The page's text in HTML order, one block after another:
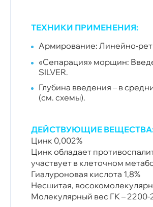
ТЕХНИКИ ПРИМЕНЕНИЯ:
Армирование: Линейно-
«Сепарация» морщин:
SILVER.
Глубина введения – в
(см. схемы).
ДЕЙСТВУЮЩИЕ
Цинк 0,002%
Цинк обладает
участвует в клеточном
Гиалуроновая кислота 1,8%
Несшитая,
Молекулярный вес ГК –